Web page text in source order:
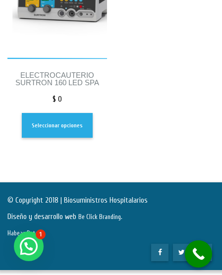
ELECTROCAUTERIO
SURTRON 160 LED SPA
$ 0
Seleccionar opciones
© Copyright 2018 | Biosuministros Hospitalarios
Diseño y desarrollo web Be Click Branding.
Habeas Data1